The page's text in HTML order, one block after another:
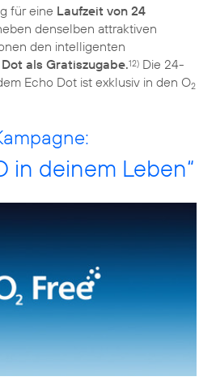
für eine Laufzeit von 24
denselben attraktiven
den intelligenten
als Gratiszugabe.12) Die 24-
Echo Dot ist exklusiv in den O2
in deinem Leben“